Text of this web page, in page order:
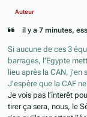
Auteur
il y a 7 minutes,
Si aucune de ces 3
barrages, l'Egypte
lieu après la CAN, j'en
J'espère que la CAF
Je vois pas l’interêt
tirer ça sera, nous, le